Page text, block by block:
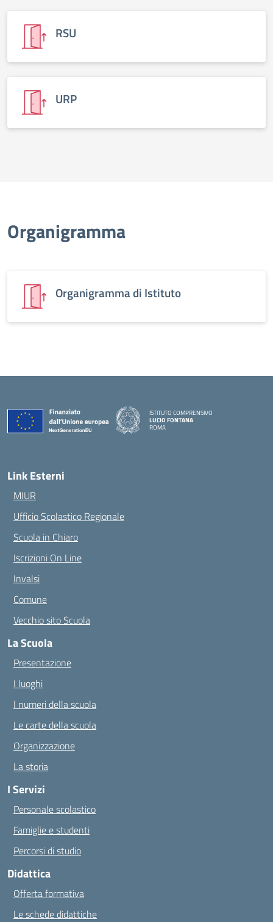
RSU
URP
Organigramma
Organigramma di Istituto
ISTITUTO COMPRENSIVO
LUCIO FONTANA
ROMA
Link Esterni
MIUR
Ufficio Scolastico Regionale
Scuola in Chiaro
Iscrizioni On Line
Invalsi
Comune
Vecchio sito Scuola
La Scuola
Presentazione
I luoghi
I numeri della scuola
Le carte della scuola
Organizzazione
La storia
I Servizi
Personale scolastico
Famiglie e studenti
Percorsi di studio
Didattica
Offerta formativa
Le schede didattiche